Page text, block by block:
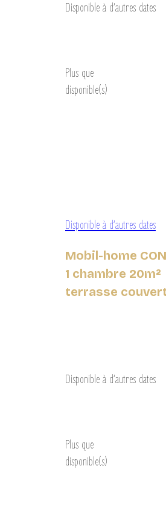
Disponible à d’autres dates
Plus que
disponible(s)
Disponible à d’autres dates
Mobil-home
1 chambre 20m²
terrasse
Disponible à d’autres dates
Plus que
disponible(s)